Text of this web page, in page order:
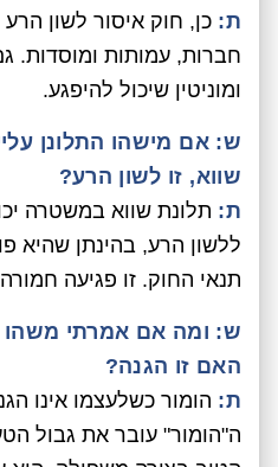
ת: כן, חוק איסור לשון
חברות, עמותות ומוסדות.
ומוניטין שיכול להיפגע.
ש: אם מישהו התלונן
שווא, זו לשון הרע?
ת: תלונת שווא במשטרה
ללשון הרע, בהינתן שהיא
תנאי החוק. זו פגיעה
ש: ומה אם אמרתי
האם זו הגנה?
ת: הומור כשלעצמו אינו
ה"הומור" עובר את גבול